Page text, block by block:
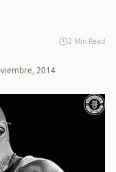
2 Min Read
2014